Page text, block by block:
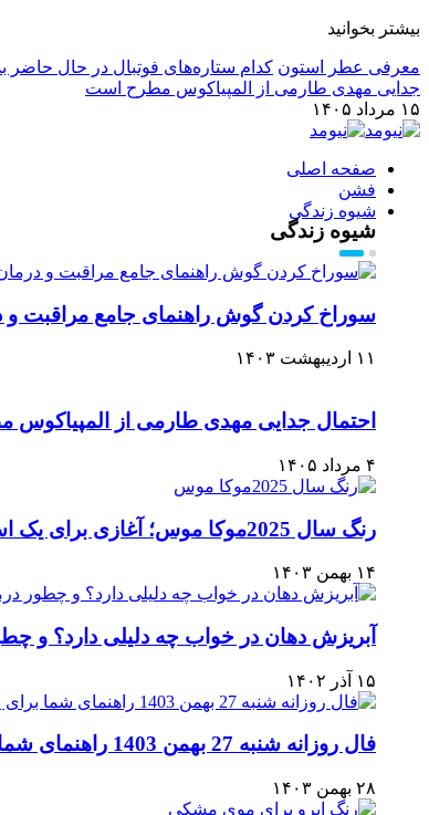
بیشتر بخوانید
معرفی عطر استون کدام ستاره‌های فوتبال در حال حاضر
جدایی مهدی طارمی از المپیاکوس مطرح است
۱۵ مرداد ۱۴۰۵
صفحه اصلی
فشن
شیوه زندگی
شیوه زندگی
سوراخ کردن گوش راهنمای جامع مراقبت و
۱۱ اردیبهشت ۱۴۰۳
احتمال جدایی مهدی طارمی از
۴ مرداد ۱۴۰۵
رنگ سال 2025موکا موس؛ آغازی برای یک استایل جدید
۱۴ بهمن ۱۴۰۳
آبریزش دهان در خواب چه دلیلی دارد؟ و
۱۵ آذر ۱۴۰۲
فال روزانه شنبه 27 بهمن 1403 راهنمای شما برای یک روز پربار
۲۸ بهمن ۱۴۰۳